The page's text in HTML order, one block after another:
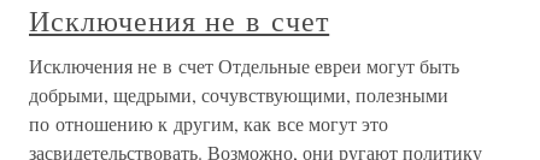
Исключения не в счет
Исключения не в счет Отдельные евреи могут быть
добрыми, щедрыми, сочувствующими, полезными
по отношению к другим, как все могут это
засвидетельствовать. Возможно, они ругают политику